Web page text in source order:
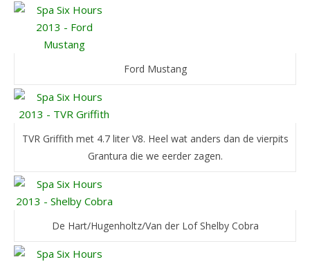
Ford Mustang
TVR Griffith met 4.7 liter V8. Heel wat anders dan de vierpits
Grantura die we eerder zagen.
De Hart/Hugenholtz/Van der Lof Shelby Cobra